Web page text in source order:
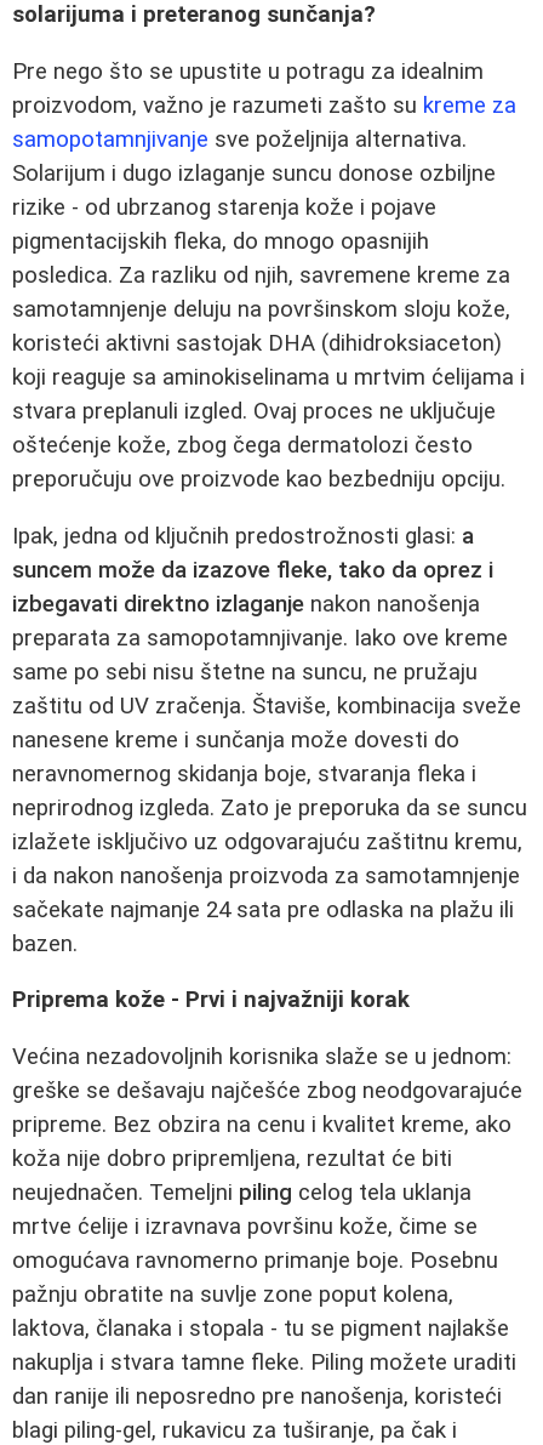
solarijuma i preteranog sunčanja?
Pre nego što se upustite u potragu za idealnim
proizvodom, važno je razumeti zašto su kreme za
samopotamnjivanje sve poželjnija alternativa.
Solarijum i dugo izlaganje suncu donose ozbiljne
rizike - od ubrzanog starenja kože i pojave
pigmentacijskih fleka, do mnogo opasnijih
posledica. Za razliku od njih, savremene kreme za
samotamnjenje deluju na površinskom sloju kože,
koristeći aktivni sastojak DHA (dihidroksiaceton)
koji reaguje sa aminokiselinama u mrtvim ćelijama i
stvara preplanuli izgled. Ovaj proces ne uključuje
oštećenje kože, zbog čega dermatolozi često
preporučuju ove proizvode kao bezbedniju opciju.
Ipak, jedna od ključnih predostrožnosti glasi: a
suncem može da izazove fleke, tako da oprez i
izbegavati direktno izlaganje nakon nanošenja
preparata za samopotamnjivanje. Iako ove kreme
same po sebi nisu štetne na suncu, ne pružaju
zaštitu od UV zračenja. Štaviše, kombinacija sveže
nanesene kreme i sunčanja može dovesti do
neravnomernog skidanja boje, stvaranja fleka i
neprirodnog izgleda. Zato je preporuka da se suncu
izlažete isključivo uz odgovarajuću zaštitnu kremu,
i da nakon nanošenja proizvoda za samotamnjenje
sačekate najmanje 24 sata pre odlaska na plažu ili
bazen.
Priprema kože - Prvi i najvažniji korak
Većina nezadovoljnih korisnika slaže se u jednom:
greške se dešavaju najčešće zbog neodgovarajuće
pripreme. Bez obzira na cenu i kvalitet kreme, ako
koža nije dobro pripremljena, rezultat će biti
neujednačen. Temeljni piling celog tela uklanja
mrtve ćelije i izravnava površinu kože, čime se
omogućava ravnomerno primanje boje. Posebnu
pažnju obratite na suvlje zone poput kolena,
laktova, članaka i stopala - tu se pigment najlakše
nakuplja i stvara tamne fleke. Piling možete uraditi
dan ranije ili neposredno pre nanošenja, koristeći
blagi piling-gel, rukavicu za tuširanje, pa čak i